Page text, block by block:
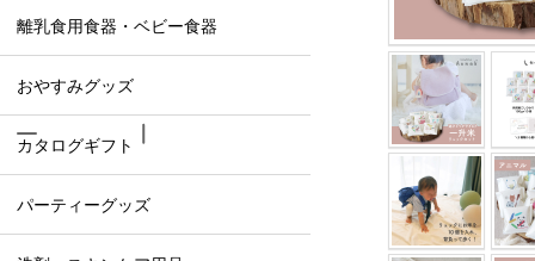
離乳食用食器・ベビー食器
おやすみグッズ
カタログギフト
パーティーグッズ